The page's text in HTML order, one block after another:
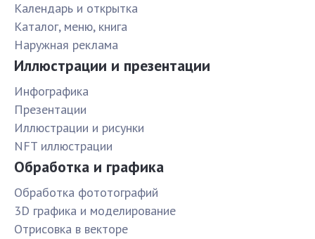
Календарь и открытка
Каталог, меню, книга
Наружная реклама
Иллюстрации и презентации
Инфографика
Презентации
Иллюстрации и рисунки
NFT иллюстрации
Обработка и графика
Обработка фототографий
3D графика и моделирование
Отрисовка в векторе